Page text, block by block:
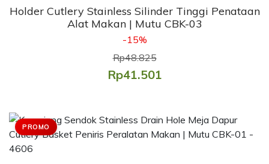
Holder Cutlery Stainless Silinder Tinggi Penataan
Alat Makan | Mutu CBK-03
-15%
Rp48.825
Rp41.501
PROMO